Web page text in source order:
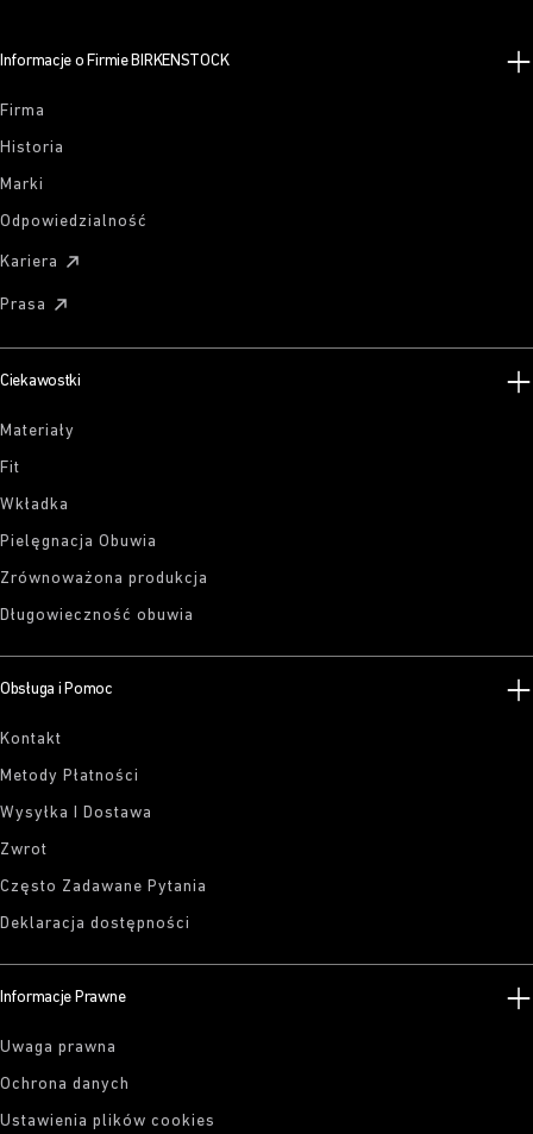
Informacje o Firmie BIRKENSTOCK
Firma
Historia
Marki
Odpowiedzialność
Kariera
Prasa
Ciekawostki
Materiały
Fit
Wkładka
Pielęgnacja Obuwia
Zrównoważona produkcja
Długowieczność obuwia
Obsługa i Pomoc
Kontakt
Metody Płatności
Wysyłka I Dostawa
Zwrot
Często Zadawane Pytania
Deklaracja dostępności
Informacje Prawne
Uwaga prawna
Ochrona danych
Ustawienia plików cookies